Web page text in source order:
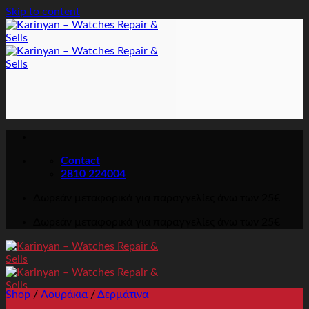
Skip to content
Contact
2810 224004
Shop / Λουράκια /Δερμάτινα